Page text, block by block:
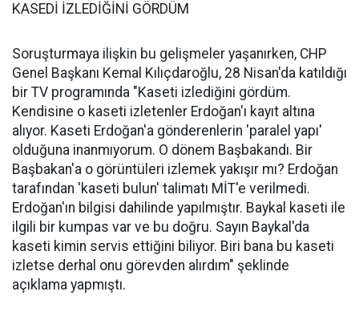
KASEDİ İZLEDİĞİNİ GÖRDÜM
Soruşturmaya ilişkin bu gelişmeler yaşanırken, CHP
Genel Başkanı Kemal Kılıçdaroğlu, 28 Nisan'da katıldığı
bir TV programında "Kaseti izlediğini gördüm.
Kendisine o kaseti izletenler Erdoğan'ı kayıt altına
alıyor. Kaseti Erdoğan'a gönderenlerin 'paralel yapı'
olduğuna inanmıyorum. O dönem Başbakandı. Bir
Başbakan'a o görüntüleri izlemek yakışır mı? Erdoğan
tarafından 'kaseti bulun' talimatı MİT'e verilmedi.
Erdoğan'ın bilgisi dahilinde yapılmıştır. Baykal kaseti ile
ilgili bir kumpas var ve bu doğru. Sayın Baykal'da
kaseti kimin servis ettiğini biliyor. Biri bana bu kaseti
izletse derhal onu görevden alırdım" şeklinde
açıklama yapmıştı.